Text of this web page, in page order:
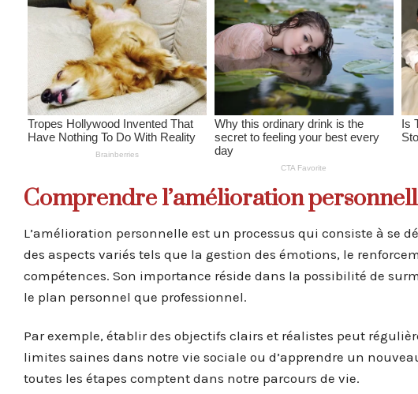
Comprendre l’amélioration
L’amélioration personnelle est un processus qui consiste à se
des aspects variés tels que la gestion des émotions, le
compétences. Son importance réside dans la possibilité de
le plan personnel que professionnel.
Par exemple, établir des objectifs clairs et réalistes peut
limites saines dans notre vie sociale ou d’apprendre un
toutes les étapes comptent dans notre parcours de vie.